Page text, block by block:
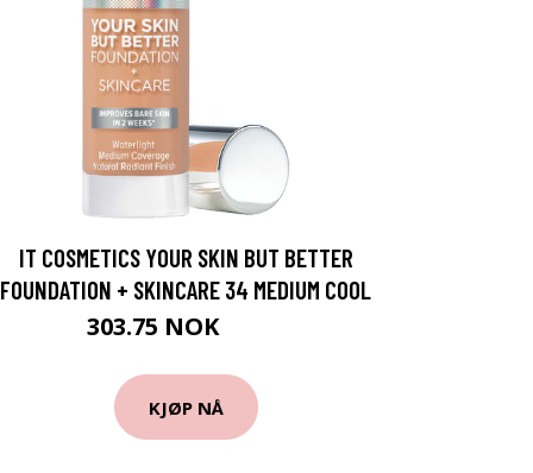
IT COSMETICS YOUR SKIN BUT BETTER
FOUNDATION + SKINCARE 34 MEDIUM COOL
303.75 NOK
KJØP NÅ